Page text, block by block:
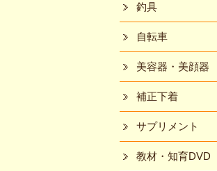
釣具
自転車
美容器・美顔器
補正下着
サプリメント
教材・知育DVD